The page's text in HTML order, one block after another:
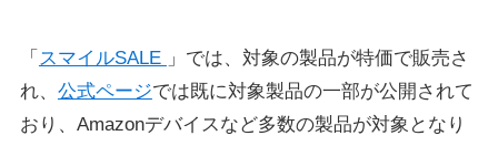
「 スマイルSALE 」では、対象の製品が特価で販売さ
れ、 公式ページでは既に対象製品の一部が公開されて
おり、Amazonデバイスなど多数の製品が対象となり